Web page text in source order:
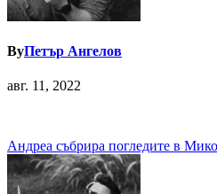
ByПетър Ангелов
авг. 11, 2022
Навигация
Андреа събрира погледите в